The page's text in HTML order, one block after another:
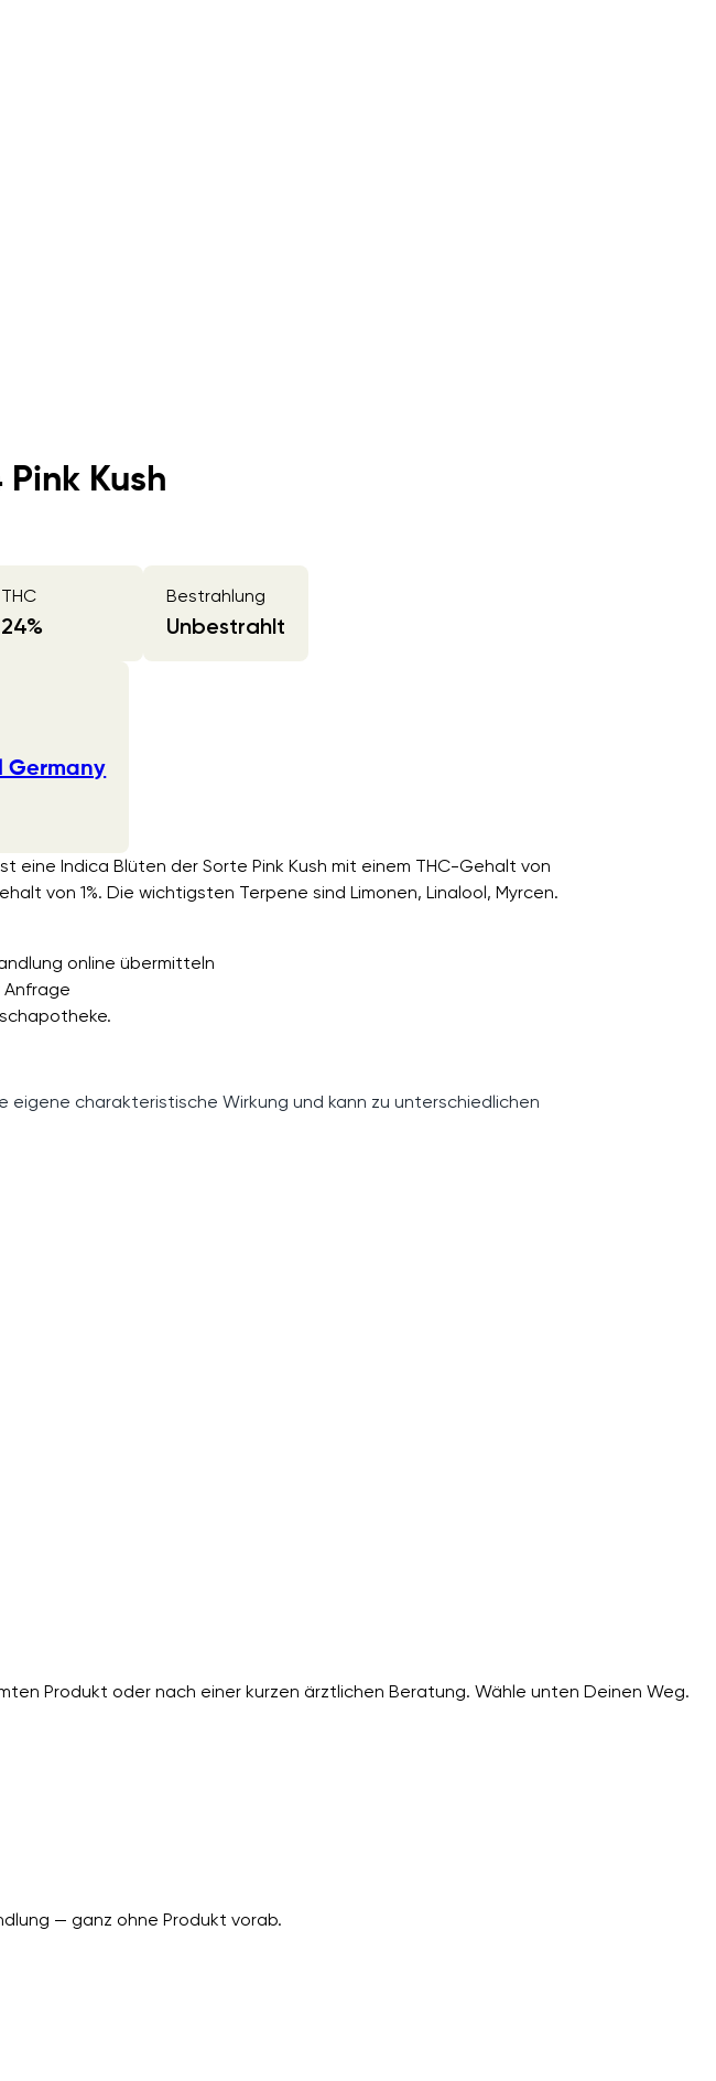
Pink Kush
THC
24%
Bestrahlung
Unbestrahlt
Germany
eine Indica Blüten der Sorte Pink Kush mit einem THC-Gehalt von
von 1%. Die wichtigsten Terpene sind Limonen, Linalool, Myrcen.
online übermitteln
Anfrage
eigene charakteristische Wirkung und kann zu unterschiedlichen
Produkt oder nach einer kurzen ärztlichen Beratung. Wähle unten Deinen Weg.
— ganz ohne Produkt vorab.